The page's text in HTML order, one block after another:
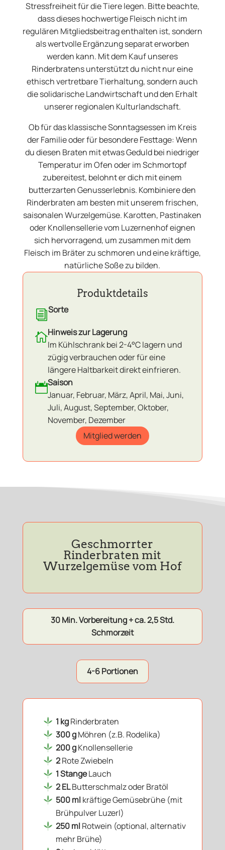
Stressfreiheit für die Tiere legen. Bitte beachte,
dass dieses hochwertige Fleisch nicht im
regulären Mitgliedsbeitrag enthalten ist, sondern
als wertvolle Ergänzung separat erworben
werden kann. Mit dem Kauf unseres
Rinderbratens unterstützt du nicht nur eine
ethisch vertretbare Tierhaltung, sondern auch
die solidarische Landwirtschaft und den Erhalt
unserer regionalen Kulturlandschaft.
Ob für das klassische Sonntagsessen im Kreis
der Familie oder für besondere Festtage: Wenn
du diesen Braten mit etwas Geduld bei niedriger
Temperatur im Ofen oder im Schmortopf
zubereitest, belohnt er dich mit einem
butterzarten Genusserlebnis. Kombiniere den
Rinderbraten am besten mit unserem frischen,
saisonalen Wurzelgemüse. Karotten, Pastinaken
oder Knollensellerie vom Luzernenhof eignen
sich hervorragend, um zusammen mit dem
Fleisch im Bräter zu schmoren und eine kräftige,
natürliche Soße zu bilden.
Produktdetails
iSorte
Hinweis zur Lagerung
Im Kühlschrank bei 2-4°C lagern und
zügig verbrauchen oder für eine
längere Haltbarkeit direkt einfrieren.
Saison
Januar, Februar, März, April, Mai, Juni,
Juli, August, September, Oktober,
November, Dezember
Mitglied werden
Geschmorrter
Rinderbraten mit
Wurzelgemüse vom Hof
30 Min. Vorbereitung + ca. 2,5 Std.
Schmorzeit
4-6 Portionen
1 kgRinderbraten
300 gMöhren (z.B. Rodelika)
200 gKnollensellerie
2Rote Zwiebeln
1 StangeLauch
2 ELButterschmalz oder Bratöl
500 ml kräftige Gemüsebrühe (mit
Brühpulver Luzerl)
250 ml Rotwein (optional, alternativ
mehr Brühe)